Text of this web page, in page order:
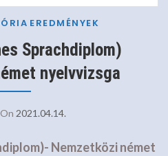
EREDMÉNYEK
Sprachdiplom)
nyelvvizsga
On 2021.04.14.
Nemzetközi német